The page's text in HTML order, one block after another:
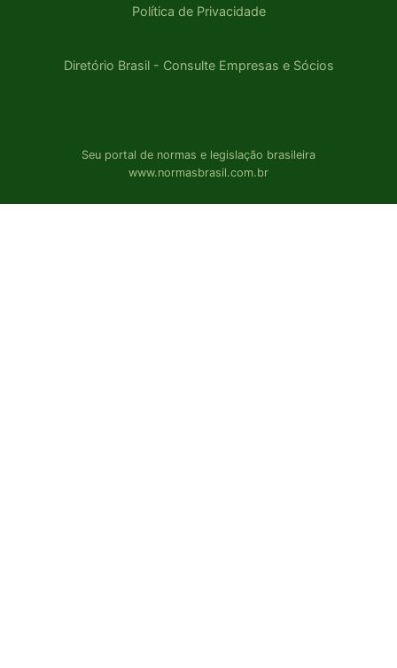
Política de Privacidade
Diretório Brasil - Consulte Empresas e Sócios
Seu portal de normas e legislação brasileira
www.normasbrasil.com.br